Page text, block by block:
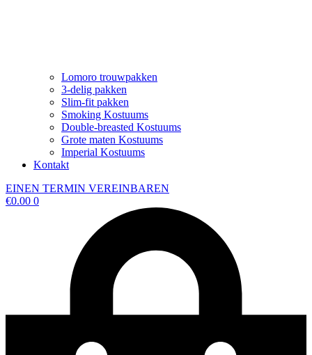
Lomoro trouwpakken
3-delig pakken
Slim-fit pakken
Smoking Kostuums
Double-breasted Kostuums
Grote maten Kostuums
Imperial Kostuums
Kontakt
EINEN TERMIN VEREINBAREN
€0.00 0